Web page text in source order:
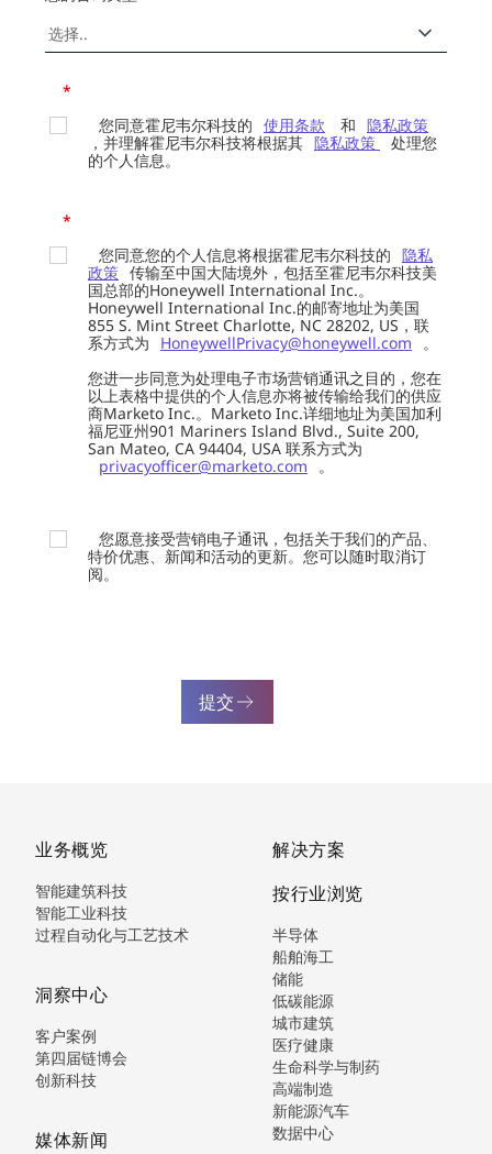
*
您同意霍尼韦尔科技的 使用条款 和 隐私政策
，并理解霍尼韦尔科技将根据其 隐私政策
处理您
的个人信息。
*
您同意您的个人信息将根据霍尼韦尔科技的 隐私
政策 传输至中国大陆境外，包括至霍尼韦尔科技美
国总部的Honeywell International Inc.。
Honeywell International Inc.的邮寄地址为美国
855 S. Mint Street Charlotte, NC 28202, US，联
系方式为
HoneywellPrivacy@honeywell.com
。
您进一步同意为处理电子市场营销通讯之目的，您在
以上表格中提供的个人信息亦将被传输给我们的供应
商Marketo Inc.。Marketo Inc.详细地址为美国加利
福尼亚州901 Mariners Island Blvd., Suite 200,
San Mateo, CA 94404, USA 联系方式为
privacyofficer@marketo.com
。
您愿意接受营销电子通讯，包括关于我们的产品、
特价优惠、新闻和活动的更新。您可以随时取消订
阅。
提交
业务概览
智能建筑科技
智能工业科技
过程自动化与工艺技术
洞察中心
客户案例
第四届链博会
创新科技
媒体新闻
解决方案
按行业浏览
半导体
船舶海工
储能
低碳能源
城市建筑
医疗健康
生命科学与制药
高端制造
新能源汽车
数据中心